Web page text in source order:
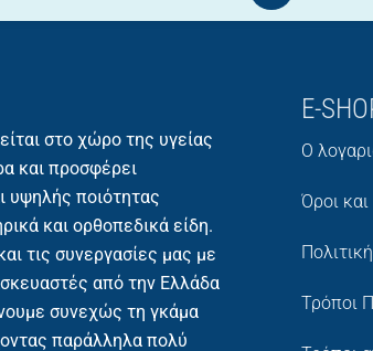
στο χώρο της υγείας
και προσφέρει
υψηλής ποιότητας
και ορθοπεδικά είδη.
τις συνεργασίες μας με
από την Ελλάδα
συνεχώς τη γκάμα
παράλληλα πολύ
E-
Ο
Όροι
Τρόποι